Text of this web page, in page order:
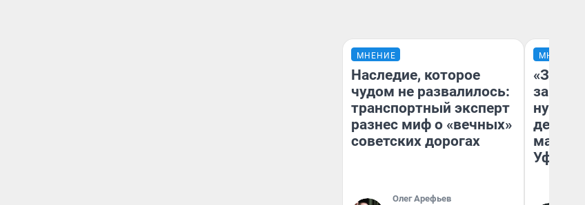
МНЕНИЕ
Наследие, которое
чудом не развалилось:
транспортный эксперт
разнес миф о «вечных»
советских дорогах
Олег Арефьев
МНЕНИЕ
дела с
Уфа